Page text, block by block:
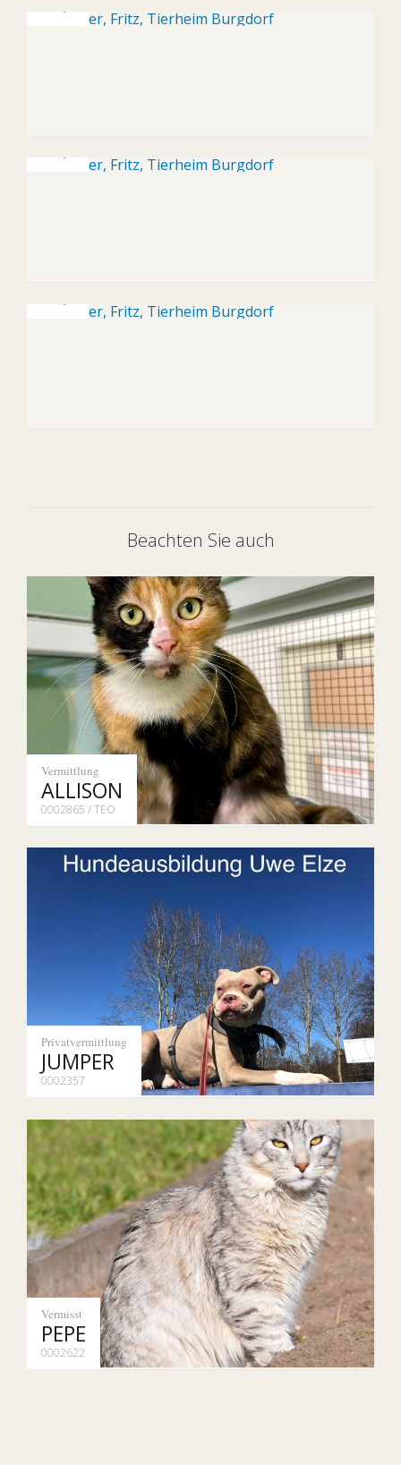
Beachten Sie auch
Vermittlung
ALLISON
0002865 / TEO
Privatvermittlung
JUMPER
0002357
Vermisst
PEPE
0002622